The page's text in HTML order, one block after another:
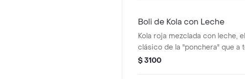
Boli de Kola con Leche
Kola roja mezclada con leche,
clásico de la "ponchera" que a
colombiano le encanta.
$ 3100